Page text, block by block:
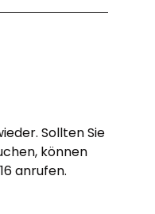
Sollten Sie
können
anrufen.